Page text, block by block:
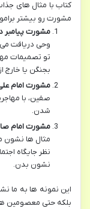
کتاب با مثال های
مشورت رو بیشتر
مشورت پیامبر
وحی دریافت می
تو تصمیمات
بجنگن یا خارج
مشورت امام
صفین، با
شدن.
مشورت امام
مثال ها نشون
نظر جایگاه
نشون بدن.
این نمونه ها به ما
بلکه حتی معصومین